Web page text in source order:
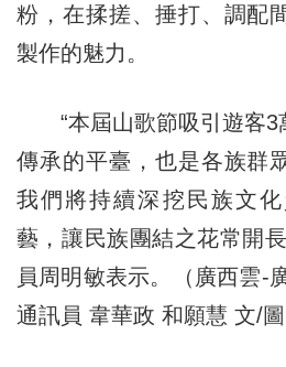
粉，在揉搓、捶打、調配
製作的魅力。
“本屆山歌節吸引遊客3
傳承的平臺，也是各族群
我們將持續深挖民族文
藝，讓民族團結之花常開
員周明敏表示。（廣西雲-
通訊員 韋華政 和願慧 文/圖